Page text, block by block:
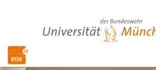
Universität der Bundeswehr